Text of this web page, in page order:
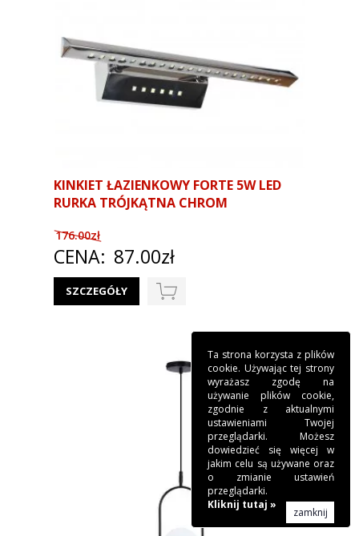
KINKIET ŁAZIENKOWY FORTE 5W LED
RURKA TRÓJKĄTNA CHROM
176.00zł
CENA: 87.00zł
SZCZEGÓŁY
Ta strona korzysta z plików
cookie. Używając tej strony
wyrażasz zgodę na
używanie plików cookie,
zgodnie z aktualnymi
ustawieniami Twojej
przeglądarki. Możesz
dowiedzieć się więcej w
jakim celu są używane oraz
o zmianie ustawień
przeglądarki.
Kliknij tutaj »
zamknij